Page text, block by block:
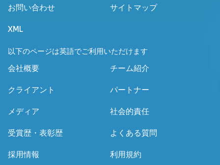
お問い合わせ サイトマップ
XML
以下のページは英語でご利用いただけます
会社概要 チーム紹介
クライアント パートナー
メディア 社会的責任
受賞歴・表彰歴 よくある質問
採用情報 利用規約